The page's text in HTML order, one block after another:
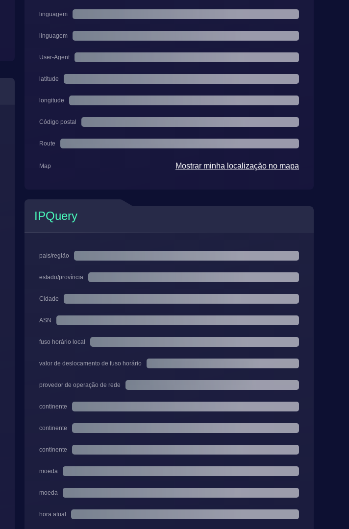
linguagem
linguagem
User-Agent
latitude
longitude
Código postal
Route
Map Mostrar minha localização no mapa
IPQuery
país/região
estado/província
Cidade
ASN
fuso horário local
valor de deslocamento de fuso horário
provedor de operação de rede
continente
continente
continente
moeda
moeda
hora atual